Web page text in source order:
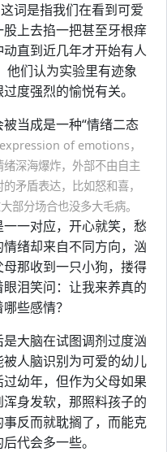
词是指我们在看到可爱
上去掐一把甚至牙根痒
直到近几年才开始有人
他们认为实验里有迹象
度强烈的愉悦有关。
当成是一种“情绪二态
of emotions，
深海爆炸，外部不由自主
矛盾表达，比如怒和喜，
部分场合也没多大毛病。
一对应，开心就笑，愁
绪却来自不同方向，汹
那收到一只小狗，搂得
泪笑问：让我来养真的
些感情？
大脑在试图调剂过度汹
人脑识别为可爱的幼儿
幼年，但作为父母如果
身发软，那照料孩子的
反而就耽搁了，而能克
代会多一些。